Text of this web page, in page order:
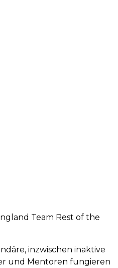
Team Rest of the
inzwischen inaktive
und Mentoren fungieren